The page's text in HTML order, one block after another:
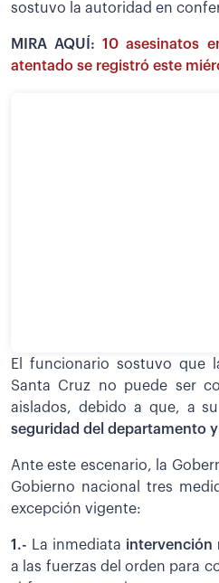
sostuvo la autoridad en
MIRA AQUÍ:10 asesinatos
atentado se registró este
El funcionario sostuvo que
Santa Cruz no puede ser
aislados, debido a que, a
seguridad del departamento
Ante este escenario, la
Gobierno nacional tres
excepción vigente:
1.- La inmediata intervención
a las fuerzas del orden para